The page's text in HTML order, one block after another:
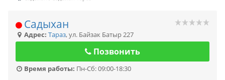
Садыхан
Адрес: Тараз,ул. Байзак Батыр 227
Позвонить
Время работы: Пн-Сб: 09:00-18:30